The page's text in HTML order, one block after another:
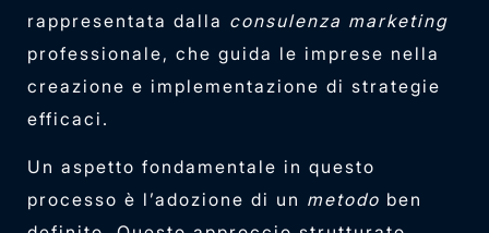
rappresentata dalla consulenza marketing
professionale, che guida le imprese nella
creazione e implementazione di strategie
efficaci.
Un aspetto fondamentale in questo
processo è l’adozione di un metodo ben